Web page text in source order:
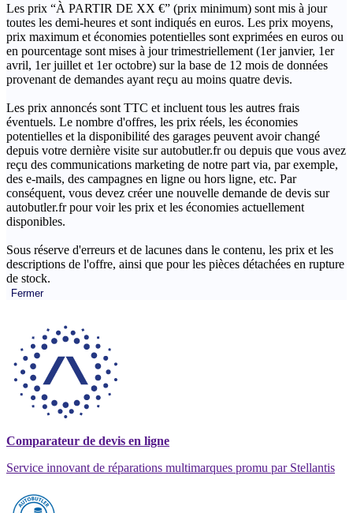
Les prix “À PARTIR DE XX €” (prix minimum) sont mis à jour
toutes les demi-heures et sont indiqués en euros. Les prix moyens,
prix maximum et économies potentielles sont exprimées en euros ou
en pourcentage sont mises à jour trimestriellement (1er janvier, 1er
avril, 1er juillet et 1er octobre) sur la base de 12 mois de données
provenant de demandes ayant reçu au moins quatre devis.
Les prix annoncés sont TTC et incluent tous les autres frais
éventuels. Le nombre d'offres, les prix réels, les économies
potentielles et la disponibilité des garages peuvent avoir changé
depuis votre dernière visite sur autobutler.fr ou depuis que vous avez
reçu des communications marketing de notre part via, par exemple,
des e-mails, des campagnes en ligne ou hors ligne, etc. Par
conséquent, vous devez créer une nouvelle demande de devis sur
autobutler.fr pour voir les prix et les économies actuellement
disponibles.
Sous réserve d'erreurs et de lacunes dans le contenu, les prix et les
descriptions de l'offre, ainsi que pour les pièces détachées en rupture
de stock.
Fermer
Comparateur de devis en ligne
Service innovant de réparations multimarques promu par Stellantis